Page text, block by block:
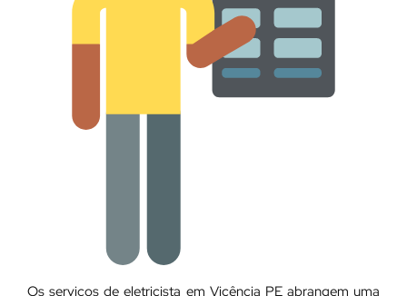
Os serviços de eletricista em Vicência PE abrangem uma